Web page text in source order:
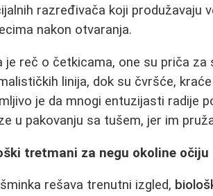
razređivača koji produžavaju
nakon otvaranja.
je reč o četkicama, one su priča
linija, dok su čvršće,
je da mnogi entuzijasti radije
u pakovanju sa tušem, jer im
tretmani za negu okoline očiju
rešava trenutni izgled,